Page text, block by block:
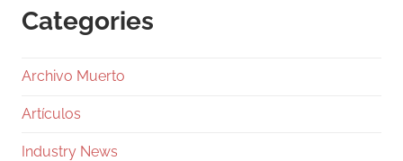
Categories
Archivo Muerto
Artículos
Industry News